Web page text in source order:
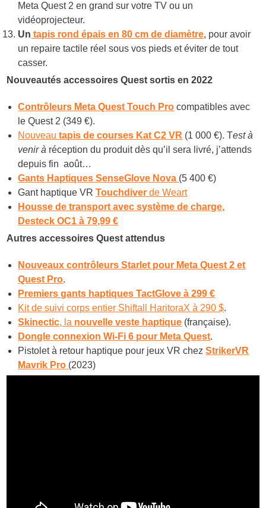
Meta Quest 2 en grand sur votre TV ou un
vidéoprojecteur.
Un tapis rond épais en 80 cm de diamètre, pour avoir
un repaire tactile réel sous vos pieds et éviter de tout
casser.
Nouveautés accessoires Quest sortis en 2022
Contrôleurs Meta Quest Touch Pro compatibles avec
le Quest 2 (349 €).
Nouveautapis de courses Kat C2 VR (1 000 €). Test à
venir à réception du produit dès qu’il sera livré, j’attends
depuis fin août…
Gants Haptiques SenseGlove Nova (5 400 €)
Gant haptique VRTouchdiver de Weart
Housse de transport avec système de charge,
Desteck OC1 à 79,99 €
Autres accessoires Quest attendus
Nouveaux contrôleurs Starlet pour Meta Quest 2 et
Quest Pro.
Premiers gants haptiques TactGlove à 299 €
Kit de suivi corps entier Shiftall HaritoraX à 290 $.
Skinectic, la nouvelle veste haptique (française).
Dongle connexion Wi-Fi 6 pour Meta Quest.
Pistolet à retour haptique pour jeux VR chezStrikerVR
Mavrik Pro (2023)